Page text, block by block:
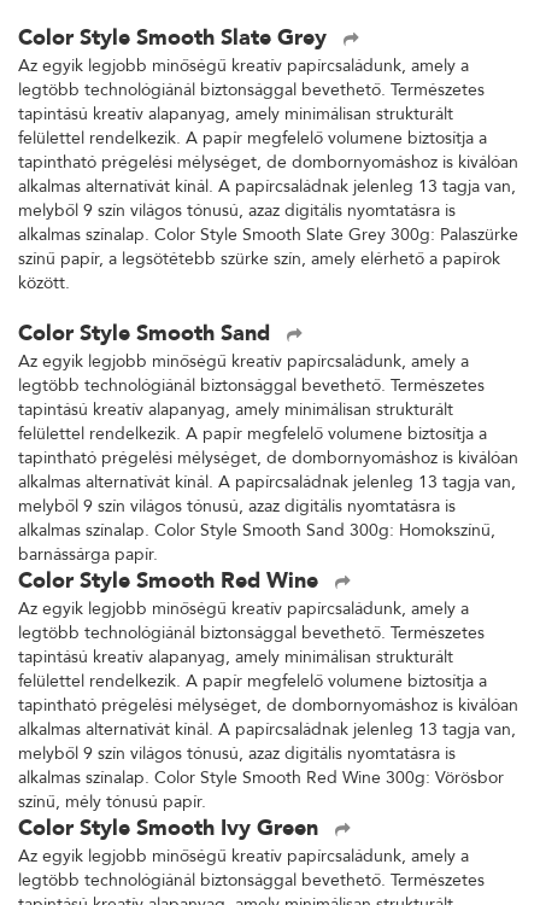
Color Style Smooth Slate Grey
Az egyik legjobb minőségű kreatív papírcsaládunk, amely a
legtöbb technológiánál biztonsággal bevethető. Természetes
tapintású kreatív alapanyag, amely minimálisan strukturált
felülettel rendelkezik. A papír megfelelő volumene biztosítja a
tapintható prégelési mélységet, de dombornyomáshoz is kiválóan
alkalmas alternatívát kínál. A papírcsaládnak jelenleg 13 tagja van,
melyből 9 szín világos tónusú, azaz digitális nyomtatásra is
alkalmas színalap. Color Style Smooth Slate Grey 300g: Palaszürke
színű papír, a legsötétebb szürke szín, amely elérhető a papírok
között.
Color Style Smooth Sand
Az egyik legjobb minőségű kreatív papírcsaládunk, amely a
legtöbb technológiánál biztonsággal bevethető. Természetes
tapintású kreatív alapanyag, amely minimálisan strukturált
felülettel rendelkezik. A papír megfelelő volumene biztosítja a
tapintható prégelési mélységet, de dombornyomáshoz is kiválóan
alkalmas alternatívát kínál. A papírcsaládnak jelenleg 13 tagja van,
melyből 9 szín világos tónusú, azaz digitális nyomtatásra is
alkalmas színalap. Color Style Smooth Sand 300g: Homokszínű,
barnássárga papír.
Color Style Smooth Red Wine
Az egyik legjobb minőségű kreatív papírcsaládunk, amely a
legtöbb technológiánál biztonsággal bevethető. Természetes
tapintású kreatív alapanyag, amely minimálisan strukturált
felülettel rendelkezik. A papír megfelelő volumene biztosítja a
tapintható prégelési mélységet, de dombornyomáshoz is kiválóan
alkalmas alternatívát kínál. A papírcsaládnak jelenleg 13 tagja van,
melyből 9 szín világos tónusú, azaz digitális nyomtatásra is
alkalmas színalap. Color Style Smooth Red Wine 300g: Vörösbor
színű, mély tónusú papír.
Color Style Smooth Ivy Green
Az egyik legjobb minőségű kreatív papírcsaládunk, amely a
legtöbb technológiánál biztonsággal bevethető. Természetes